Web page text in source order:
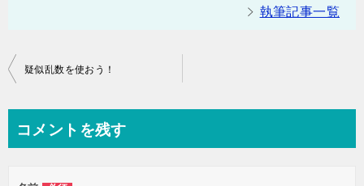
執筆記事一覧
投
ビ
疑似乱数を使おう！
コメントを残す